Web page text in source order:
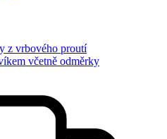
z vrbového proutí
včetně odměrky